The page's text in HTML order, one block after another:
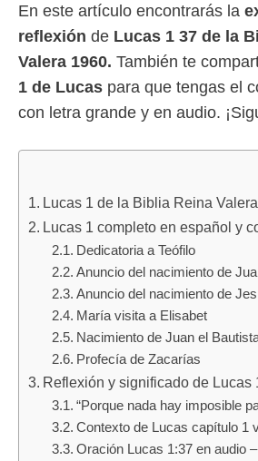
En este artículo encontrarás la
reflexión de Lucas 1 37 de la
Valera 1960. También te
1 de Lucas para que tengas el
con letra grande y en audio.
Lucas 1 de la Biblia Reina
Lucas 1 completo en español y
Dedicatoria a Teófilo
Anuncio del nacimiento de
Anuncio del nacimiento de
María visita a Elisabet
Nacimiento de Juan el
Profecía de Zacarías
Reflexión y significado de Lucas
“Porque nada hay imposible
Contexto de Lucas capítulo 1
Oración Lucas 1:37 en audio